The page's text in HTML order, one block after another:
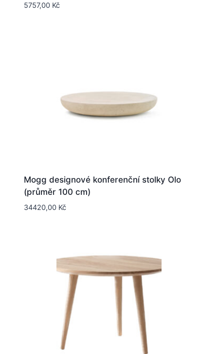
5757,00 Kč
Mogg designové konferenční stolky Olo
(průměr 100 cm)
34420,00 Kč